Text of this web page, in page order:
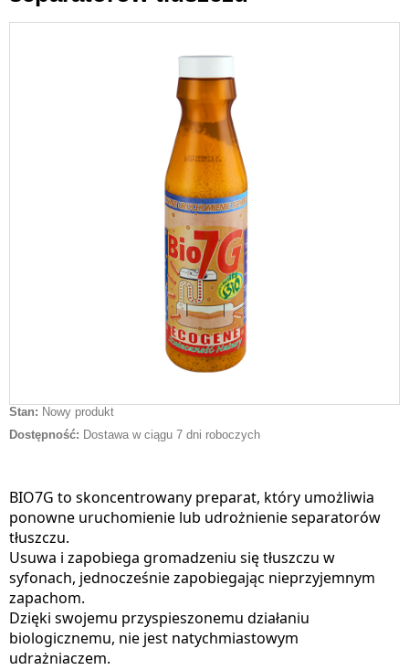
Stan: Nowy produkt
Dostępność: Dostawa w ciągu 7 dni roboczych
BIO7G to skoncentrowany preparat, który umożliwia
ponowne uruchomienie lub udrożnienie separatorów
tłuszczu.
Usuwa i zapobiega gromadzeniu się tłuszczu w
syfonach, jednocześnie zapobiegając nieprzyjemnym
zapachom.
Dzięki swojemu przyspieszonemu działaniu
biologicznemu, nie jest natychmiastowym
udrażniaczem.